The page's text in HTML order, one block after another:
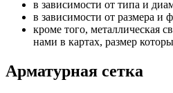
в зависимости от типа и
в зависимости от размера и
кроме того, металлическая
нами в картах, размер
Арматурная сетка